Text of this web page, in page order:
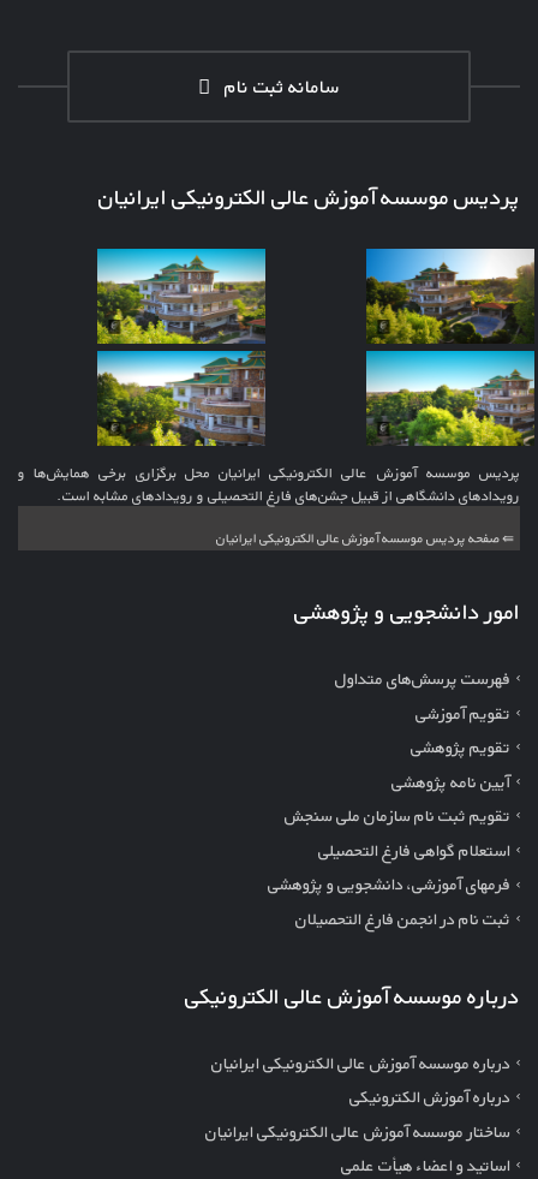
سامانه ثبت نام
پردیس موسسه آموزش عالی الکترونیکی ایرانیان
پردیس موسسه آموزش عالی الکترونیکی ایرانیان محل برگزاری برخی همایش‌ها و
رویدادهای دانشگاهی از قبیل جشن‌های فارغ التحصیلی و رویدادهای مشابه است.
⇚ صفحه پردیس موسسه آموزش عالی الکترونیکی ایرانیان
امور دانشجویی و پژوهشی
فهرست پرسش‌های متداول
تقویم آموزشی
تقویم پژوهشی
آیین نامه پژوهشی
تقویم ثبت نام سازمان ملی سنجش
استعلام گواهی فارغ التحصیلی
فرمهای آموزشی، دانشجویی و پژوهشی
ثبت نام در انجمن فارغ التحصیلان
درباره موسسه آموزش عالی الکترونیکی
درباره موسسه آموزش عالی الکترونیکی ایرانیان
درباره آموزش الکترونیکی
ساختار موسسه آموزش عالی الکترونیکی ایرانیان
اساتید و اعضاء هیأت علمی